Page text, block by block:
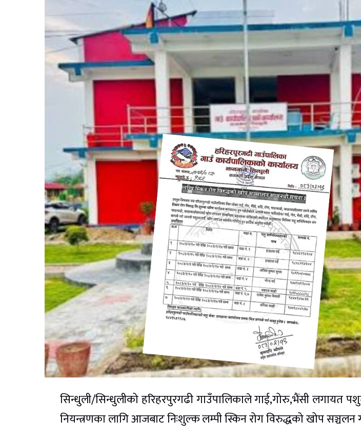
सिन्धुली/सिन्धुलीको हरिहरपुरगढी गाउँपालिकाले गाई,गोरु,भैंसी लगायत
नियन्त्रणका लागि आजबाट निःशुल्क लम्पी स्किन रोग विरुद्धको खोप सञ्चलन